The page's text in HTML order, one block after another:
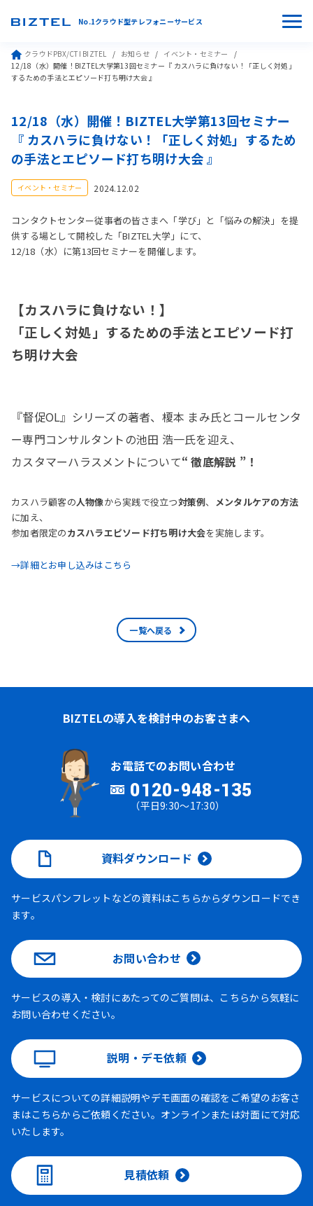
No.1クラウド型テレフォニーサービス
クラウドPBX/CTI BIZTEL お知らせ
イベント・セミナー
12/18（水）開催！BIZTEL大学第13回セミナー『 カスハラに負けない！「正しく対処」
するための手法とエピソード打ち明け大会 』
12/18（水）開催！BIZTEL大学第13回セミナー
『 カスハラに負けない！「正しく対処」するため
の手法とエピソード打ち明け大会 』
イベント・セミナー 2024.12.02
コンタクトセンター従事者の皆さまへ「学び」と「悩みの解決」を提
供する場として開校した「BIZTEL大学」にて、
12/18（水）に第13回セミナーを開催します。
【カスハラに負けない！】
「正しく対処」するための手法とエピソード打
ち明け大会
『督促OL』シリーズの著者、榎本 まみ氏とコールセンタ
ー専門コンサルタントの池田 浩一氏を迎え、
カスタマーハラスメントについて“ 徹底解説 ”！
カスハラ顧客の人物像から実践で役立つ対策例、 メンタルケアの方法
に加え、
参加者限定のカスハラエピソード打ち明け大会を実施します。
→詳細とお申し込みはこちら
一覧へ戻る
BIZTELの導入を検討中のお客さまへ
お電話でのお問い合わせ
0120-948-135
（平日9:30～17:30）
資料ダウンロード
サービスパンフレットなどの資料はこちらからダウンロードでき
ます。
お問い合わせ
サービスの導入・検討にあたってのご質問は、こちらから気軽に
お問い合わせください。
説明・デモ依頼
サービスについての詳細説明やデモ画面の確認をご希望のお客さ
まはこちらからご依頼ください。オンラインまたは対面にて対応
いたします。
見積依頼